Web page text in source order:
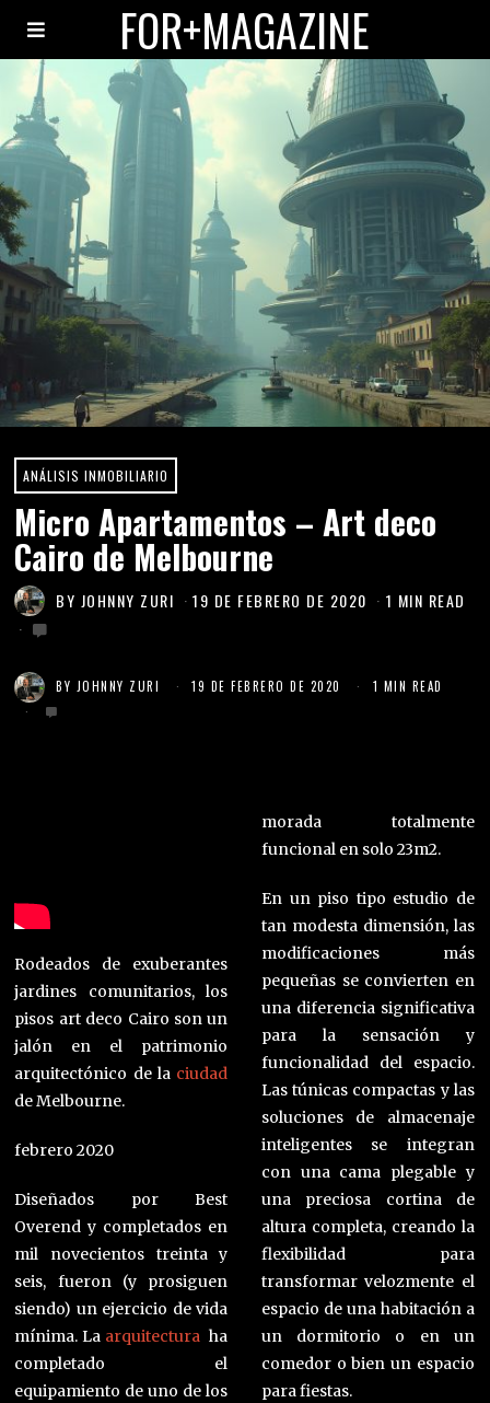
ANÁLISIS INMOBILIARIO
Micro Apartamentos – Art deco
Cairo de Melbourne
BY JOHNNY ZURI 19 DE FEBRERO DE 2020 1 MIN READ
FOR+MAGAZINE
BY JOHNNY ZURI 19 DE FEBRERO DE 2020 1 MIN READ
Rodeados de exuberantes
jardines comunitarios, los
pisos art deco Cairo son un
jalón en el patrimonio
arquitectónico de la ciudad
de Melbourne.
febrero 2020
Diseñados por Best
Overend y completados en
mil novecientos treinta y
seis, fueron (y prosiguen
siendo) un ejercicio de vida
mínima. La arquitectura ha
completado el
equipamiento de uno de los
morada totalmente
funcional en solo 23m2.
En un piso tipo estudio de
tan modesta dimensión, las
modificaciones más
pequeñas se convierten en
una diferencia significativa
para la sensación y
funcionalidad del espacio.
Las túnicas compactas y las
soluciones de almacenaje
inteligentes se integran
con una cama plegable y
una preciosa cortina de
altura completa, creando la
flexibilidad para
transformar velozmente el
espacio de una habitación a
un dormitorio o en un
comedor o bien un espacio
para fiestas.